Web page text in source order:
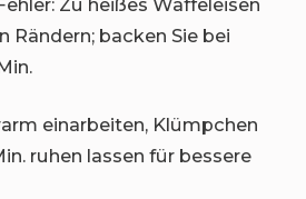
Rändern; backen Sie bei
einarbeiten, Klümpchen
ruhen lassen für bessere